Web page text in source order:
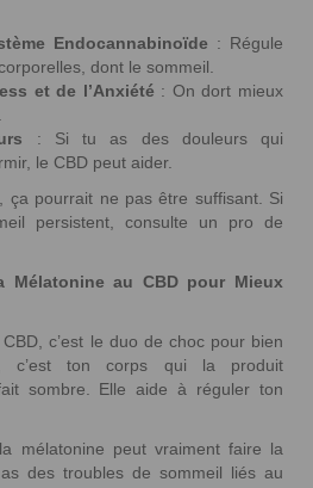
Endocannabinoïde : Régule
dont le sommeil.
et de l’Anxiété : On dort mieux
: Si tu as des douleurs qui
le CBD peut aider.
ça pourrait ne pas être suffisant. Si
persistent, consulte un pro de
Mélatonine au CBD pour Mieux
c’est le duo de choc pour bien
c’est ton corps qui la produit
sombre. Elle aide à réguler ton
mélatonine peut vraiment faire la
des troubles de sommeil liés au